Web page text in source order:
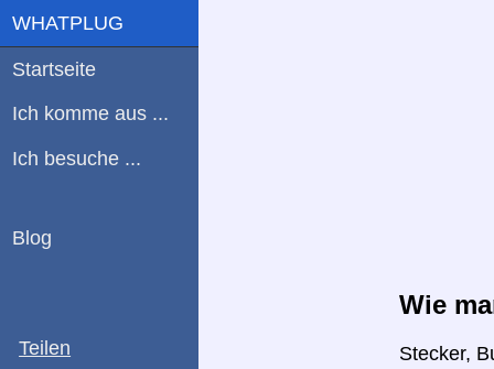
Wie
Stecker,
WHATPLUG
Startseite
Ich komme aus ...
Ich besuche ...
Blog
Teilen